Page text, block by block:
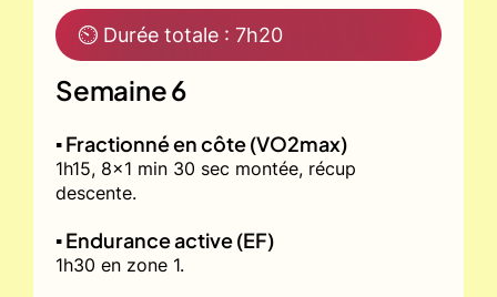
⏲ Durée totale : 7h20
Semaine 6
▪️ Fractionné en côte (VO2max)
1h15, 8x1 min 30 sec montée, récup
descente.
▪️ Endurance active (EF)
1h30 en zone 1.